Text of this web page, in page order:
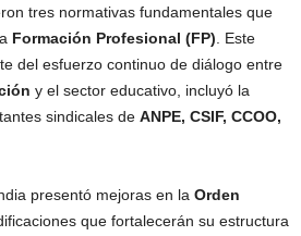
tres normativas fundamentales que
Formación Profesional (FP) . Este
del esfuerzo continuo de diálogo entre
y el sector educativo, incluyó la
sindicales de ANPE, CSIF, CCOO,
presentó mejoras en la Orden
que fortalecerán su estructura